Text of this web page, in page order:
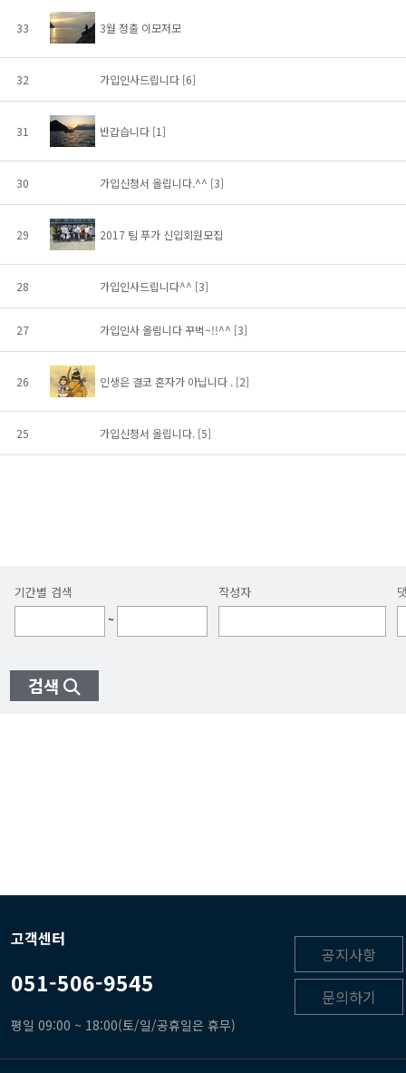
33 3월 정출 이모저모
32 가입인사드립니다 [6]
31 반갑습니다 [1]
30 가입신청서 올립니다.^^ [3]
29 2017 팀 푸가 신입회원모집
28 가입인사드립니다^^ [3]
27 가입인사 올림니다 꾸벅~!!^^ [3]
26 인생은 결코 혼자가 아닙니다 . [2]
25 가입신청서 올립니다. [5]
기간별 검색
~
작성자
검색
고객센터
051-506-9545
평일 09:00 ~ 18:00(토/일/공휴일은 휴무)
공지사항
문의하기